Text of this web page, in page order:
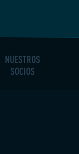
NUESTROS
SOCIOS